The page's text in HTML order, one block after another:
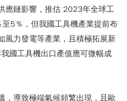
應鏈影響，推估 2023年全球工
5％，但我國工具機產業提前布
風力發電等產業，且積極拓展新
國工具機出口產值應可微幅成
，導致極端氣候頻繁出現，且歐